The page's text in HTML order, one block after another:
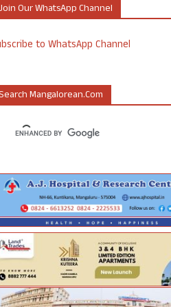
Our WhatsApp Channel
to WhatsApp Channel
Mangalorean.com